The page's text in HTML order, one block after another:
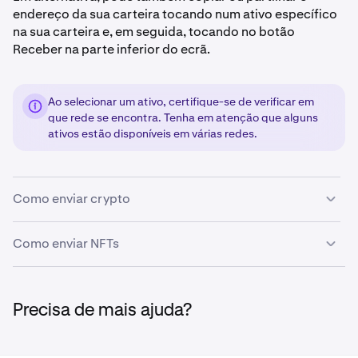
endereço da sua carteira tocando num ativo específico
na sua carteira e, em seguida, tocando no botão
Receber na parte inferior do ecrã.
Ao selecionar um ativo, certifique-se de verificar em
que rede se encontra. Tenha em atenção que alguns
ativos estão disponíveis em várias redes.
Como enviar crypto
1 Abra a aplicação Kraken Wallet.
3 No ecrãEnviar para, introduza o endereço da
Como enviar NFTs
secção NFTs.
Precisa de mais ajuda?